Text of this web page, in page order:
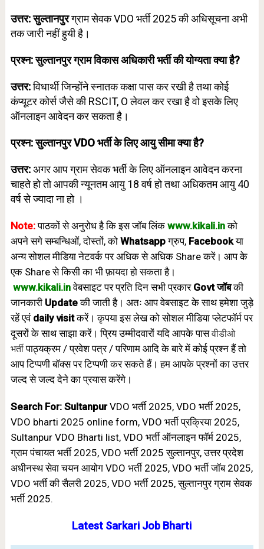
उत्तर: सुल्तानपुरग्राम सेवक VDO भर्ती 2025 की अधिसूचना अभी
तक जारी नहीं हुयी है।
प्रश्न: सुल्तानपुरग्राम विकास अधिकारी भर्ती की योग्यता क्या है?
उत्तर:विधार्थी जिन्होंने स्नातक कक्षा पास कर रखी है तथा कोई
कंप्यूटर कोर्स जैसे की RSCIT, O लेवल कर रखा है वो इसके लिए
ऑनलाइन आवेदन कर सकता है।
प्रश्न: सुल्तानपुरVDO भर्ती के लिए आयु सीमा क्या है?
उत्तर: अगर आपग्रामसेवक भर्ती के लिए ऑनलाइन आवेदन करना
चाहते हो तो आपकी न्यूनतम आयु 18 वर्ष हो तथा अधिकतम आयु 40
वर्ष से ज्यादा ना हो ।
Note:पाठकों से अनुरोध है कि इस जॉब लिंक www.kikali.in को
अपने सगे सम्बन्धिओं, दोस्तों, को Whatsappग्रुप, Facebookया
अन्य सोशल मीडिया नेटवर्क पर अधिक से अधिक Share करें। आप के
एक Share से किसी का भी फ़ायदा हो सकता है।
www.kikali.inवेबसाइट पर प्रति दिन सभी प्रकार Govt जॉब की
जानकारी Update की जाती है। अतः आप वेबसाइट के साथ हमेशा जुड़े
रहें एवं daily visitकरें। कृपया इस लेख को सोशल मीडिया प्लेटफॉर्म पर
दूसरों के साथ साझा करें। प्रिय उम्मीदवारों यदि आपके पासवीडीओ
भर्तीपाठ्यक्रम / प्रवेश पत्र / परिणाम आदि के बारे में कोई प्रश्न हैं तो
आप टिप्पणी बॉक्स पर टिप्पणी कर सकते हैं। हम आपके प्रश्नों का उत्तर
जल्द से जल्द देने का प्रयास करेंगे।
Search For: SultanpurVDO भर्ती 2025, VDO भर्ती 2025,
VDO bharti 2025 online form, VDO भर्ती प्रक्रिया 2025,
Sultanpur VDO Bharti list, VDO भर्ती ऑनलाइन फॉर्म 2025,
ग्राम पंचायत भर्ती 2025, VDO भर्ती 2025 सुल्तानपुर, उत्तर प्रदेश
अधीनस्थ सेवा चयन आयोग VDO भर्ती 2025, VDO भर्ती जॉब 2025,
VDO भर्ती की सैलरी 2025, VDO भर्ती 2025, सुल्तानपुर ग्राम सेवक
भर्ती 2025.
Latest Sarkari Job Bharti